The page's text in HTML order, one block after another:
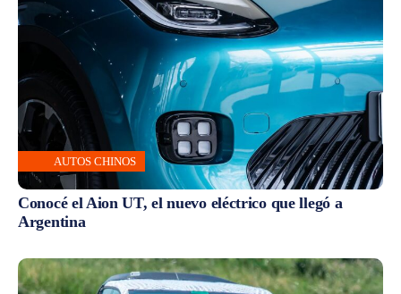
AUTOS CHINOS
Conocé el Aion UT, el nuevo eléctrico que llegó a
Argentina